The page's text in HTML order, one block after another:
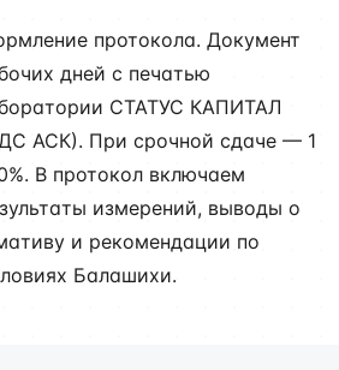
протокола. Документ
дней с печатью
СТАТУС КАПИТАЛ
АСК). При срочной сдаче — 1
В протокол включаем
измерений, выводы о
и рекомендации по
Балашихи.